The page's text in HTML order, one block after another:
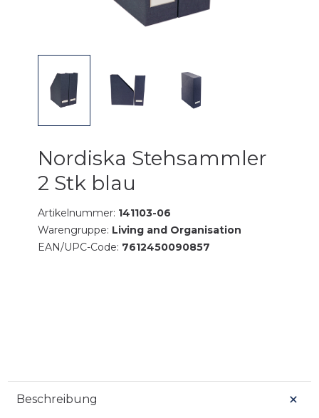
Nordiska Stehsammler
2 Stk blau
Artikelnummer: 141103-06
Warengruppe: Living and Organisation
EAN/UPC-Code: 7612450090857
Beschreibung